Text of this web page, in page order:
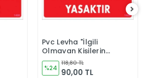
Sepete Ekle
Pvc Levha "İlgili
Olmayan Kişilerin
Ambara Girmesi
Yasaktır" 25*35 cm
%24
118,80 TL
90,00 TL